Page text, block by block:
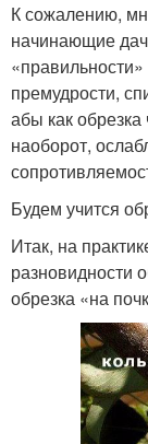
К сожалению,
начинающие
премудрости,
абы как обрезка
наоборот,
Будем учится
Итак, на
разновидности
обрезка «на